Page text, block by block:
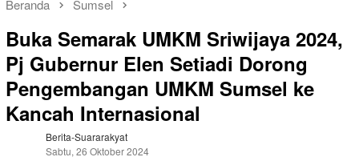
Beranda Sumsel
Buka Semarak UMKM Sriwijaya 2024,
Pj Gubernur Elen Setiadi Dorong
Pengembangan UMKM Sumsel ke
Kancah Internasional
Berita-Suararakyat
Sabtu, 26 Oktober 2024